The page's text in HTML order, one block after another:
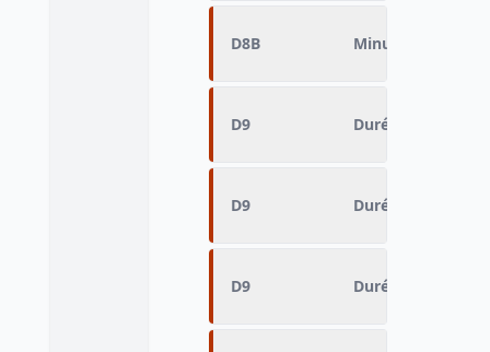
D8B Minute d'arrivée
D9 Durée du
D9 Durée du
D9 Durée du